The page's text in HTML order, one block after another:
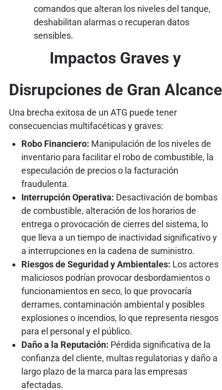
comandos que alteran los niveles del tanque,
deshabilitan alarmas o recuperan datos
sensibles.
Impactos Graves y
Disrupciones de Gran Alcance
Una brecha exitosa de un ATG puede tener
consecuencias multifacéticas y graves:
Robo Financiero: Manipulación de los niveles de
inventario para facilitar el robo de combustible, la
especulación de precios o la facturación
fraudulenta.
Interrupción Operativa: Desactivación de bombas
de combustible, alteración de los horarios de
entrega o provocación de cierres del sistema, lo
que lleva a un tiempo de inactividad significativo y
a interrupciones en la cadena de suministro.
Riesgos de Seguridad y Ambientales: Los actores
maliciosos podrían provocar desbordamientos o
funcionamientos en seco, lo que provocaría
derrames, contaminación ambiental y posibles
explosiones o incendios, lo que representa riesgos
para el personal y el público.
Daño a la Reputación: Pérdida significativa de la
confianza del cliente, multas regulatorias y daño a
largo plazo de la marca para las empresas
afectadas.